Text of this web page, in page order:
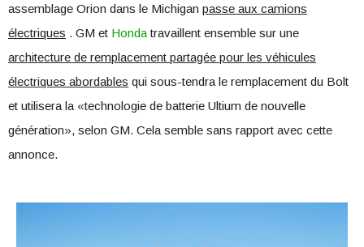
assemblage Orion dans le Michigan passe aux camions
électriques . GM et Hondatravaillent ensemble sur une
architecture de remplacement partagée pour les véhicules
électriques abordables qui sous-tendra le remplacement du Bolt
et utilisera la «technologie de batterie Ultium de nouvelle
génération», selon GM. Cela semble sans rapport avec cette
annonce.